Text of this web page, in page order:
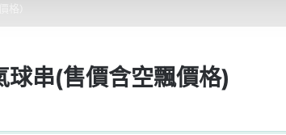
格)
串(售價含空飄價格)